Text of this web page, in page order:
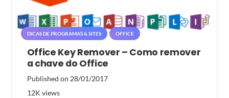
DICAS DE PROGRAMAS & SITES OFFICE
Office Key Remover – Como remover
a chave do Office
Published on 28/01/2017
12K views